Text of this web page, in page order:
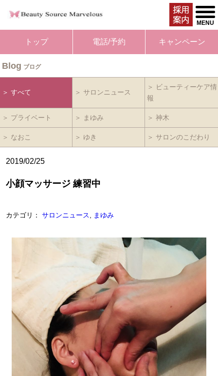
MENU
トップ 電話/予約 キャンペーン
Blog ブログ
＞ すべて ＞ サロンニュース
＞ ビューティーケア情
報
＞ プライベート ＞ まゆみ ＞ 神木
＞ なおこ ＞ ゆき ＞ サロンのこだわり
2019/02/25
小顔マッサージ 練習中
カテゴリ： サロンニュース まゆみ